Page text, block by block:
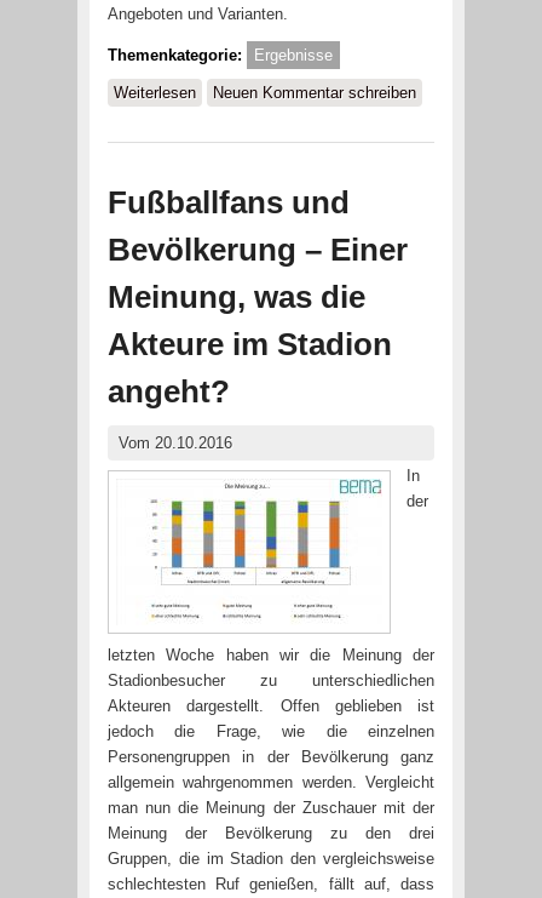
Angeboten und Varianten.
Themenkategorie: Ergebnisse
Weiterlesenüber Fußball = „Volksport“ Nr. 1 –
Deutschland
Neuen Kommentar schreiben
Fußballfans und
Bevölkerung – Einer
Meinung, was die
Akteure im Stadion
angeht?
Vom 20.10.2016
In
der
letzten Woche haben wir die Meinung der
Stadionbesucher zu unterschiedlichen
Akteuren dargestellt. Offen geblieben ist
jedoch die Frage, wie die einzelnen
Personengruppen in der Bevölkerung ganz
allgemein wahrgenommen werden. Vergleicht
man nun die Meinung der Zuschauer mit der
Meinung der Bevölkerung zu den drei
Gruppen, die im Stadion den vergleichsweise
schlechtesten Ruf genießen, fällt auf, dass